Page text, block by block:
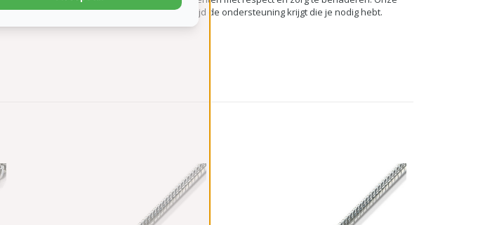
we een uitstekende service, zodat je altijd de ondersteuning krijgt die je nodig hebt.